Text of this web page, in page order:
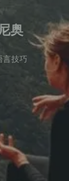
奥
言技巧